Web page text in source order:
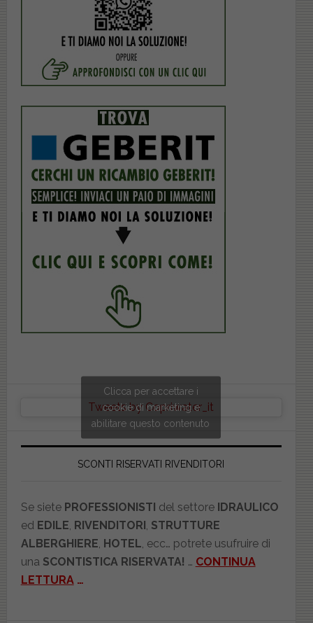
Tweets by Copriwater_it
Clicca per accettare i
cookie di marketing e
abilitare questo contenuto
SCONTI RISERVATI RIVENDITORI
Se siete PROFESSIONISTI del settore IDRAULICO
ed EDILE, RIVENDITORI, STRUTTURE
ALBERGHIERE, HOTEL, ecc… potrete usufruire di
una SCONTISTICA RISERVATA! … CONTINUA
LETTURA…